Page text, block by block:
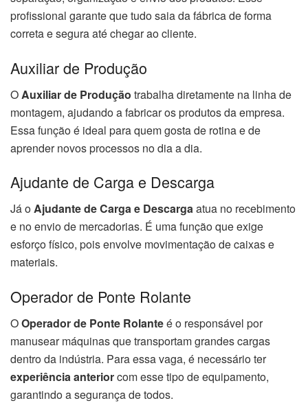
profissional garante que tudo saia da fábrica de forma
correta e segura até chegar ao cliente.
Auxiliar de Produção
OAuxiliar de Produção trabalha diretamente na linha de
montagem, ajudando a fabricar os produtos da empresa.
Essa função é ideal para quem gosta de rotina e de
aprender novos processos no dia a dia.
Ajudante de Carga e Descarga
Já oAjudante de Carga e Descargaatua no recebimento
e no envio de mercadorias. É uma função que exige
esforço físico, pois envolve movimentação de caixas e
materiais.
Operador de Ponte Rolante
OOperador de Ponte Rolanteé o responsável por
manusear máquinas que transportam grandes cargas
dentro da indústria. Para essa vaga, é necessário ter
experiência anteriorcom esse tipo de equipamento,
garantindo a segurança de todos.